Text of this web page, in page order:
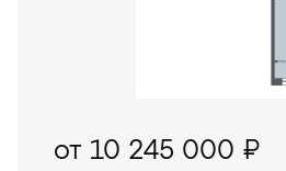
от 10 245 000 ₽